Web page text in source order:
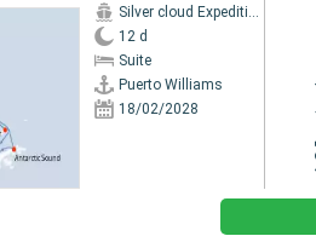
Silver cloud Expedition
12 d
Suite
Puerto Williams
18/02/2028